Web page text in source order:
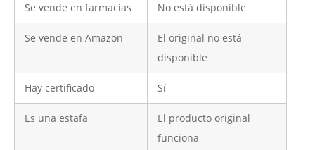
Se vende en farmacias No está disponible
Se vende en Amazon
El original no está
disponible
Hay certificado Sí
Es una estafa
El producto original
funciona